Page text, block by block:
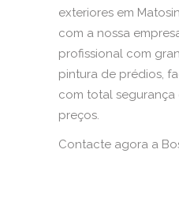
exteriores em
com a nossa
profissional com
pintura de prédios,
com total segurança
preços.
Contacte agora a